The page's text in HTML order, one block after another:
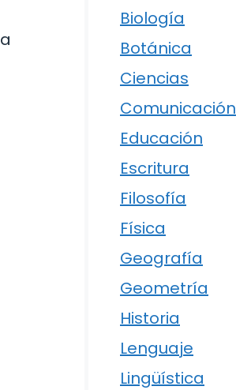
Biología
Botánica
Ciencias
Comunicación
Educación
Escritura
Filosofía
Física
Geografía
Geometría
Historia
Lenguaje
Lingüística